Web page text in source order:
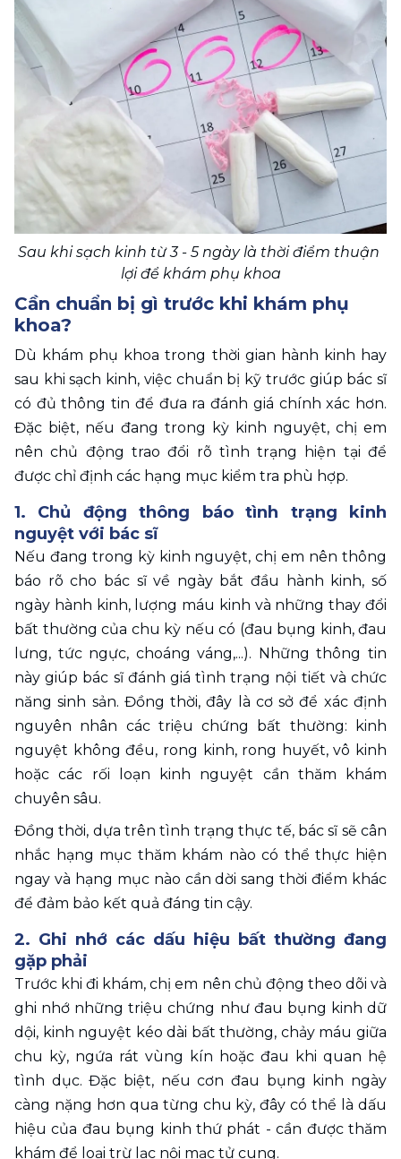
Sau khi sạch kinh từ 3 - 5 ngày là thời điểm thuận
lợi để khám phụ khoa
Cần chuẩn bị gì trước khi khám phụ
khoa?
Dù khám phụ khoa trong thời gian hành kinh hay
sau khi sạch kinh, việc chuẩn bị kỹ trước giúp bác sĩ
có đủ thông tin để đưa ra đánh giá chính xác hơn.
Đặc biệt, nếu đang trong kỳ kinh nguyệt, chị em
nên chủ động trao đổi rõ tình trạng hiện tại để
được chỉ định các hạng mục kiểm tra phù hợp.
1. Chủ động thông báo tình trạng kinh
nguyệt với bác sĩ
Nếu đang trong kỳ kinh nguyệt, chị em nên thông
báo rõ cho bác sĩ về ngày bắt đầu hành kinh, số
ngày hành kinh, lượng máu kinh và những thay đổi
bất thường của chu kỳ nếu có (đau bụng kinh, đau
lưng, tức ngực, choáng váng,...). Những thông tin
này giúp bác sĩ đánh giá tình trạng nội tiết và chức
năng sinh sản. Đồng thời, đây là cơ sở để xác định
nguyên nhân các triệu chứng bất thường: kinh
nguyệt không đều, rong kinh, rong huyết, vô kinh
hoặc các rối loạn kinh nguyệt cần thăm khám
chuyên sâu.
Đồng thời, dựa trên tình trạng thực tế, bác sĩ sẽ cân
nhắc hạng mục thăm khám nào có thể thực hiện
ngay và hạng mục nào cần dời sang thời điểm khác
để đảm bảo kết quả đáng tin cậy.
2. Ghi nhớ các dấu hiệu bất thường đang
gặp phải
Trước khi đi khám, chị em nên chủ động theo dõi và
ghi nhớ những triệu chứng như đau bụng kinh dữ
dội, kinh nguyệt kéo dài bất thường, chảy máu giữa
chu kỳ, ngứa rát vùng kín hoặc đau khi quan hệ
tình dục. Đặc biệt, nếu cơn đau bụng kinh ngày
càng nặng hơn qua từng chu kỳ, đây có thể là dấu
hiệu của đau bụng kinh thứ phát - cần được thăm
khám để loại trừ lạc nội mạc tử cung.